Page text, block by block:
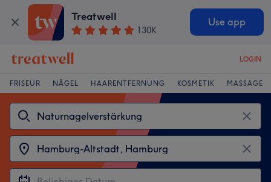
Treatwell
130K
Use app
LOGIN
FRISEUR NÄGEL HAARENTFERNUNG KOSMETIK MASSAGE